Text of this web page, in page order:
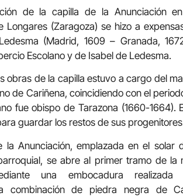
de la capilla de la Anunciación
Longares (Zaragoza) se hizo a
(Madrid, 1609 – Granada,
Escolano y de Isabel de Ledesma.
obras de la capilla estuvo a cargo del
de Cariñena, coincidiendo con el
fue obispo de Tarazona (1660-1664).
guardar los restos de sus
la Anunciación, emplazada en el solar
se abre al primer tramo de la
una embocadura
combinación de piedra negra de